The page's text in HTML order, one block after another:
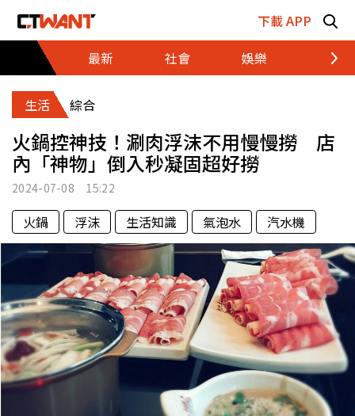
下載 APP
最新
社會 娛樂 財經
生活 綜合
火鍋控神技！涮肉浮沫不用慢慢撈 店
內「神物」倒入秒凝固超好撈
2024-07-08 15:22
火鍋 浮沫 生活知識 氣泡水 汽水機